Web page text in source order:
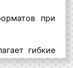
при
гибкие